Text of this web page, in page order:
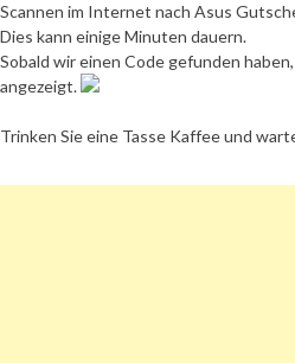
Scannen im Internet nach Asus
Dies kann einige Minuten dauern.
Sobald wir einen Code gefunden
angezeigt.
Trinken Sie eine Tasse Kaffee und